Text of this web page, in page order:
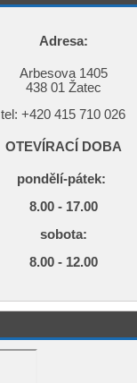
Adresa:
Arbesova 1405
438 01 Žatec
tel: +420 415 710 026
OTEVÍRACÍ DOBA
pondělí-pátek:
8.00 - 17.00
sobota:
8.00 - 12.00